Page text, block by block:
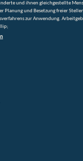
und ihnen gleichgestellte
Planung und Besetzung freier
zur Anwendung.